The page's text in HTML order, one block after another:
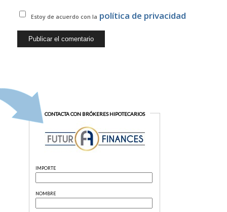
Estoy de acuerdo con la política de privacidad